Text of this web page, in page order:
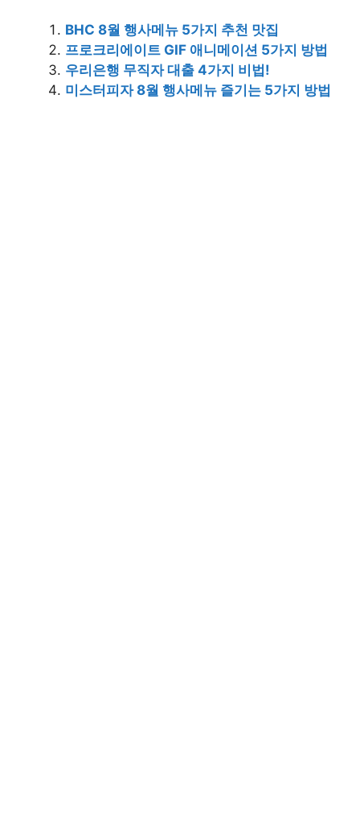
BHC 8월 행사메뉴 5가지 추천 맛집
프로크리에이트 GIF 애니메이션 5가지 방법
우리은행 무직자 대출 4가지 비법!
미스터피자 8월 행사메뉴 즐기는 5가지 방법